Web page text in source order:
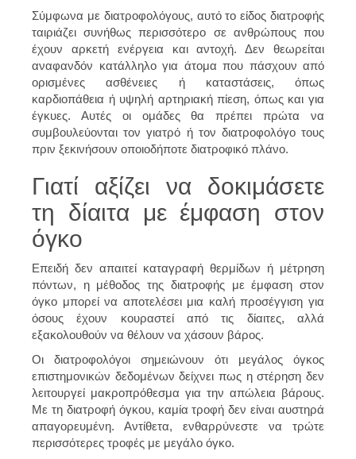
Σύμφωνα με διατροφολόγους, αυτό το είδος διατροφής
ταιριάζει συνήθως περισσότερο σε ανθρώπους που
έχουν αρκετή ενέργεια και αντοχή. Δεν θεωρείται
αναφανδόν κατάλληλο για άτομα που πάσχουν από
ορισμένες ασθένειες ή καταστάσεις, όπως
καρδιοπάθεια ή υψηλή αρτηριακή πίεση, όπως και για
έγκυες. Αυτές οι ομάδες θα πρέπει πρώτα να
συμβουλεύονται τον γιατρό ή τον διατροφολόγο τους
πριν ξεκινήσουν οποιοδήποτε διατροφικό πλάνο.
Γιατί αξίζει να δοκιμάσετε
τη δίαιτα με έμφαση στον
όγκο
Επειδή δεν απαιτεί καταγραφή θερμίδων ή μέτρηση
πόντων, η μέθοδος της διατροφής με έμφαση στον
όγκο μπορεί να αποτελέσει μια καλή προσέγγιση για
όσους έχουν κουραστεί από τις δίαιτες, αλλά
εξακολουθούν να θέλουν να χάσουν βάρος.
Οι διατροφολόγοι σημειώνουν ότι μεγάλος όγκος
επιστημονικών δεδομένων δείχνει πως η στέρηση δεν
λειτουργεί μακροπρόθεσμα για την απώλεια βάρους.
Με τη διατροφή όγκου, καμία τροφή δεν είναι αυστηρά
απαγορευμένη. Αντίθετα, ενθαρρύνεστε να τρώτε
περισσότερες τροφές με μεγάλο όγκο.